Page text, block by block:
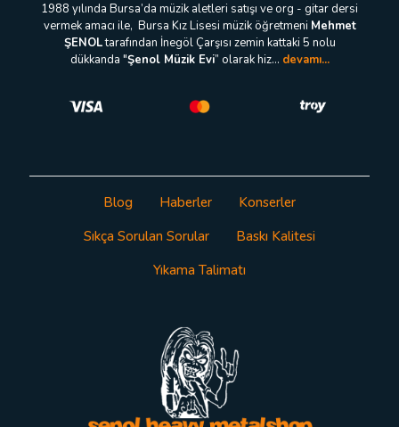
1988 yılında Bursa’da müzik aletleri satışı ve org - gitar dersi
vermek amacı ile, Bursa Kız Lisesi müzik öğretmeni Mehmet
ŞENOLtarafından İnegöl Çarşısı zemin kattaki 5 nolu
dükkanda "Şenol Müzik Evi” olarak hiz... devamı...
Blog Haberler
Konserler
Sıkça Sorulan Sorular
Baskı Kalitesi
Yıkama Talimatı